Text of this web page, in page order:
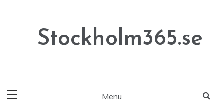
Stockholm365.se
Menu